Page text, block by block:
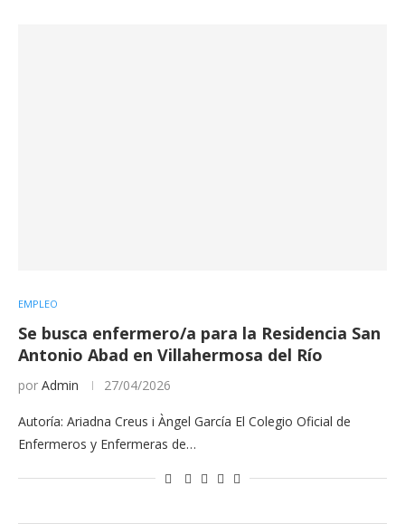
EMPLEO
Se busca enfermero/a para la Residencia San
Antonio Abad en Villahermosa del Río
por Admin 27/04/2026
Autoría: Ariadna Creus i Àngel García El Colegio Oficial de
Enfermeros y Enfermeras de…